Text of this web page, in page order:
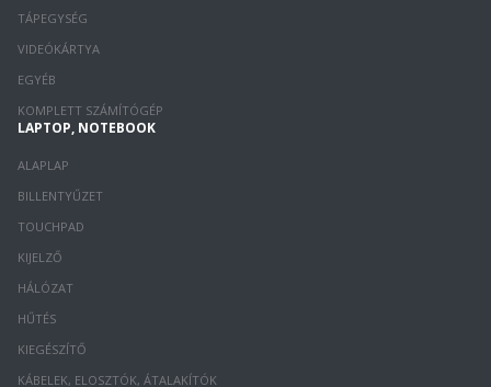
TÁPEGYSÉG
VIDEÓKÁRTYA
EGYÉB
KOMPLETT SZÁMÍTÓGÉP
LAPTOP, NOTEBOOK
ALAPLAP
BILLENTYŰZET
TOUCHPAD
KIJELZŐ
HÁLÓZAT
HŰTÉS
KIEGÉSZÍTŐ
KÁBELEK, ELOSZTÓK, ÁTALAKÍTÓK